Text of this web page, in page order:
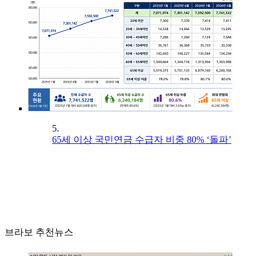
5.
65세 이상 국민연금 수급자 비중 80% ‘돌파’
브라보 추천뉴스